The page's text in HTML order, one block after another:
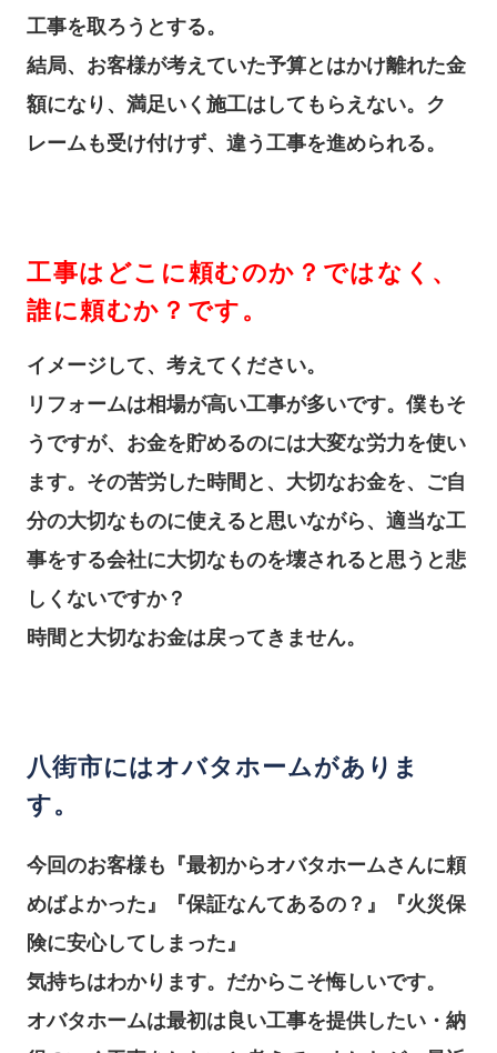
工事を取ろうとする。
結局、お客様が考えていた予算とはかけ離れた金
額になり、満足いく施工はしてもらえない。ク
レームも受け付けず、違う工事を進められる。
工事はどこに頼むのか？ではなく、
誰に頼むか？です。
イメージして、考えてください。
リフォームは相場が高い工事が多いです。僕もそ
うですが、お金を貯めるのには大変な労力を使い
ます。その苦労した時間と、大切なお金を、ご自
分の大切なものに使えると思いながら、適当な工
事をする会社に大切なものを壊されると思うと悲
しくないですか？
時間と大切なお金は戻ってきません。
八街市にはオバタホームがありま
す。
今回のお客様も『最初からオバタホームさんに頼
めばよかった』『保証なんてあるの？』『火災保
険に安心してしまった』
気持ちはわかります。だからこそ悔しいです。
オバタホームは最初は良い工事を提供したい・納